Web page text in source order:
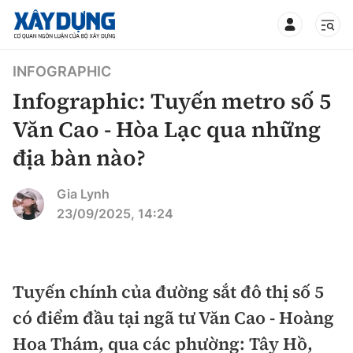
TIN BỘ XÂY DỰNG
CHUYÊN MỤC
Mới nhất
Chính trị
Xã hội
Xây dựng
Chỉ đạo điều hành
Giao thông
INFOGRAPHIC
Infographic: Tuyến metro số 5
Văn Cao - Hòa Lạc qua những
địa bàn nào?
Gia Lynh
23/09/2025, 14:24
Tuyến chính của đường sắt đô thị số 5
có điểm đầu tại ngã tư Văn Cao - Hoàng
Hoa Thám, qua các phường: Tây Hồ,